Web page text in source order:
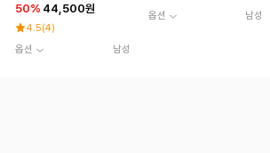
50% 44,500원
4.5(4)
옵션
남성
옵션 남성